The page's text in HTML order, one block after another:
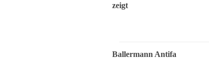
zeigt
Ballermann Antifa